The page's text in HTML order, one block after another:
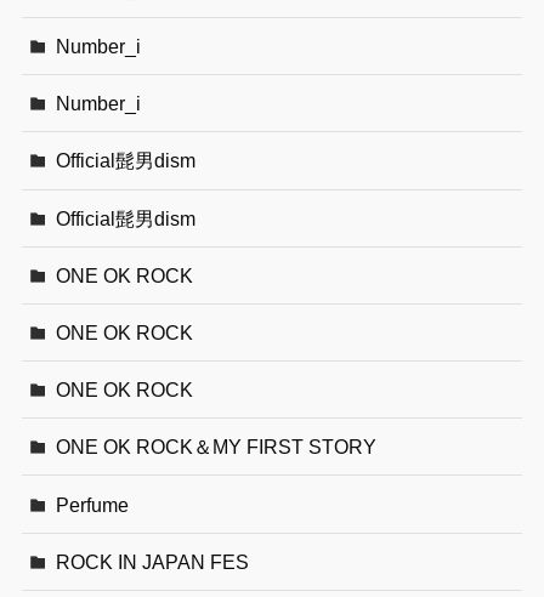
Number_i
Number_i
Official髭男dism
Official髭男dism
ONE OK ROCK
ONE OK ROCK
ONE OK ROCK
ONE OK ROCK＆MY FIRST STORY
Perfume
ROCK IN JAPAN FES